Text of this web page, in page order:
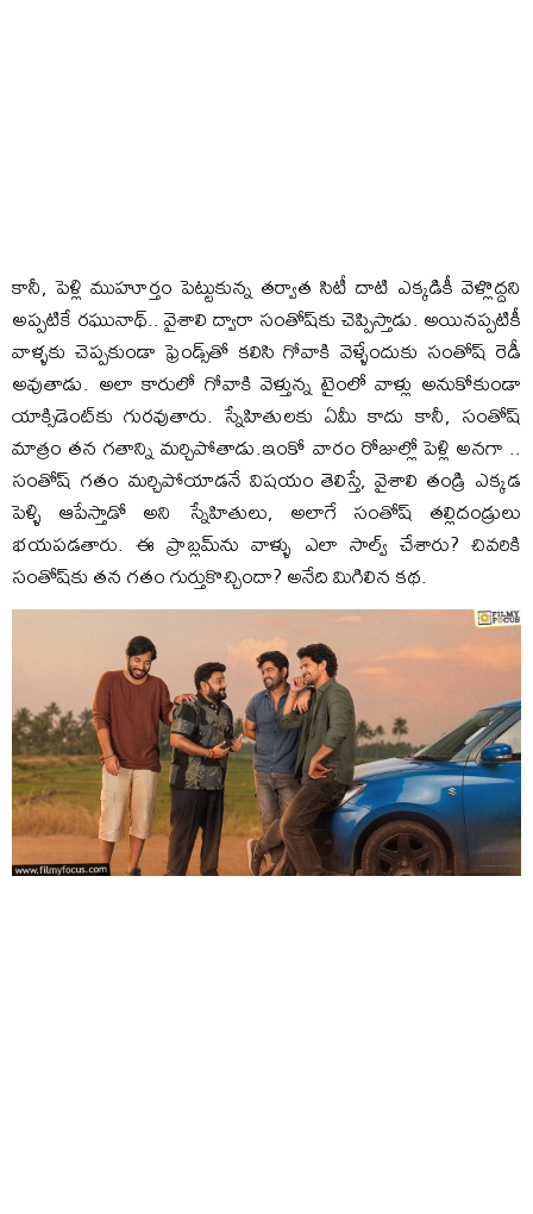
​కానీ, పెళ్లి ముహూర్తం పెట్టుకున్న తర్వాత సిటీ దాటి ఎక్కడికీ వెళ్లొద్దని
అప్పటికే రఘునాథ్.. వైశాలి ద్వారా సంతోష్‌కు చెప్పిస్తాడు. అయినప్పటికీ
వాళ్ళకు చెప్పకుండా ఫ్రెండ్స్‌తో కలిసి గోవాకి వెళ్ళేందుకు సంతోష్ రెడీ
అవుతాడు. అలా కారులో గోవాకి వెళ్తున్న టైంలో వాళ్లు అనుకోకుండా
యాక్సిడెంట్‌కు గురవుతారు. స్నేహితులకు ఏమీ కాదు కానీ, సంతోష్
మాత్రం తన గతాన్ని మర్చిపోతాడు.ఇంకో వారం రోజుల్లో పెళ్లి అనగా ..
సంతోష్ గతం మర్చిపోయాడనే విషయం తెలిస్తే, వైశాలి తండ్రి ఎక్కడ
పెళ్ళి ఆపేస్తాడో అని స్నేహితులు, అలాగే సంతోష్ తల్లిదండ్రులు
భయపడతారు. ఈ ప్రాబ్లమ్‌ను వాళ్ళు ఎలా సాల్వ్ చేశారు? చివరికి
సంతోష్‌కు తన గతం గుర్తుకొచ్చిందా? అనేది మిగిలిన కథ.